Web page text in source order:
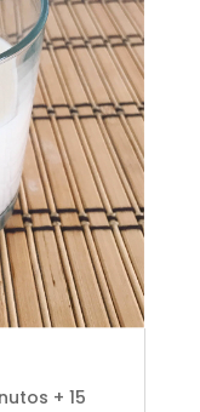
+ 15